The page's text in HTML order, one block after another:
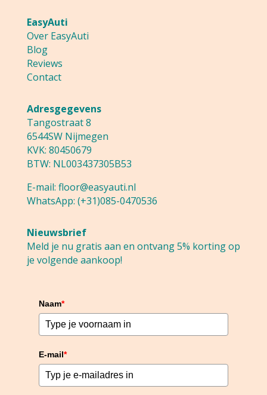
EasyAuti
Over EasyAuti
Blog
Reviews
Contact
Adresgegevens
Tangostraat 8
6544SW Nijmegen
KVK: 80450679
BTW: NL003437305B53
E-mail: floor@easyauti.nl
WhatsApp: (+31)085-0470536
Nieuwsbrief
Meld je nu gratis aan en ontvang 5% korting op
je volgende aankoop!
Naam*
E-mail*